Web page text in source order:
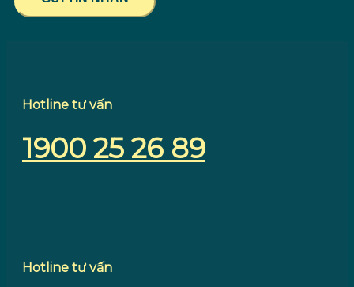
Hotline tư vấn
1900 25 26 89
Hotline tư vấn